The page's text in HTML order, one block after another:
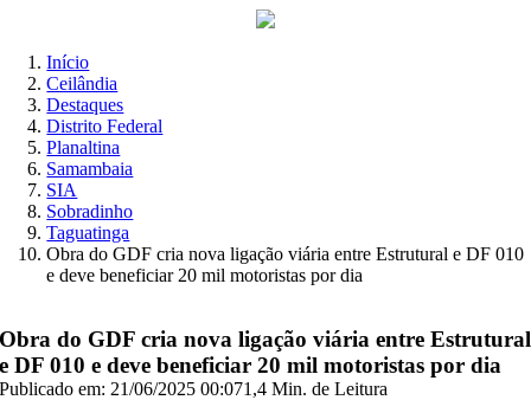
Início
Ceilândia
Destaques
Distrito Federal
Planaltina
Samambaia
SIA
Sobradinho
Taguatinga
Obra do GDF cria nova ligação viária entre Estrutural e DF 010
e deve beneficiar 20 mil motoristas por dia
Obra do GDF cria nova ligação viária entre Estrutural
e DF 010 e deve beneficiar 20 mil motoristas por dia
Publicado em: 21/06/2025 00:071,4 Min. de Leitura